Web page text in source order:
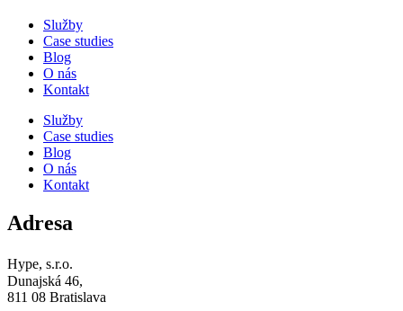
Služby
Case studies
Blog
O nás
Kontakt
Služby
Case studies
Blog
O nás
Kontakt
Adresa
Hype, s.r.o.
Dunajská 46,
811 08 Bratislava